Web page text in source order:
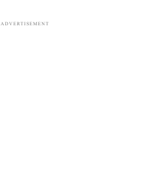
ADVERTISEMENT